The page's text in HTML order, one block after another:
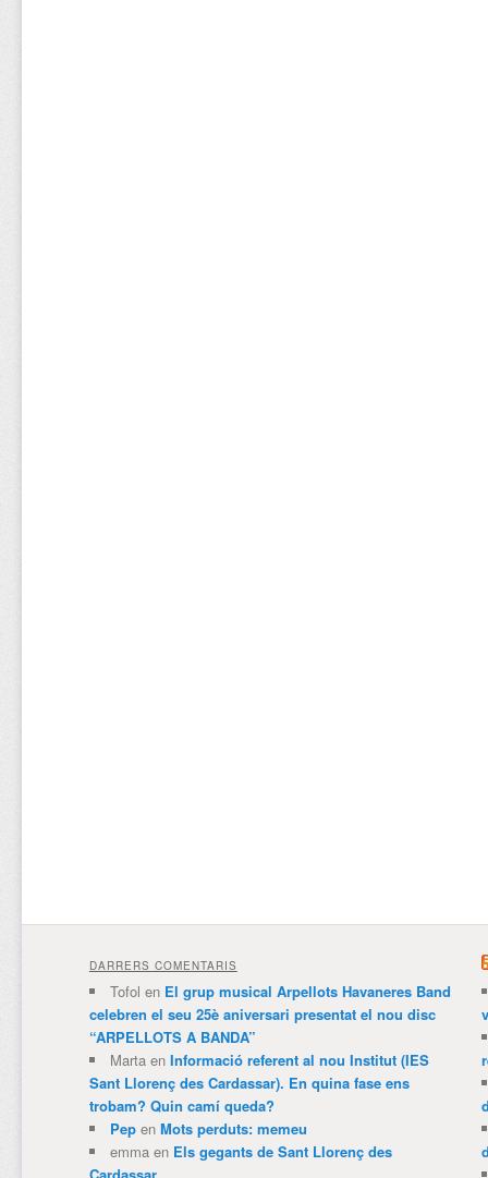
DARRERS COMENTARIS
Tofol en El grup musical Arpellots Havaneres Band
celebren el seu 25è aniversari presentat el nou disc
“ARPELLOTS A BANDA”
Martaen Informació referent al nou Institut (IES
Sant Llorenç des Cardassar). En quina fase ens
trobam? Quin camí queda?
Pepen Mots perduts: memeu
emmaen Els gegants de Sant Llorenç des